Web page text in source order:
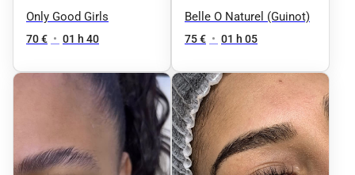
+rehaussement de
cils
Only Good Girls
70 € • 01 h 40
Cils 60 min
Belle O Naturel (Guinot)
75 € • 01 h 05